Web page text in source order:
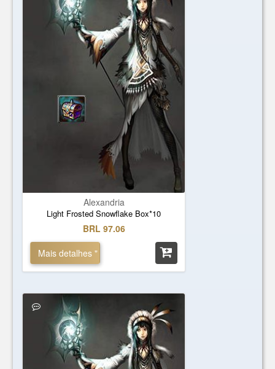
Alexandria
Light Frosted Snowflake Box*10
BRL 97.06
Mais detalhes "